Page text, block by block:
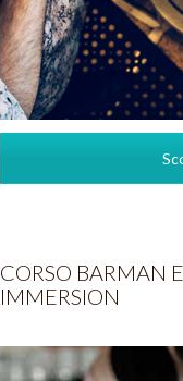
CORSO BARMAN
IMMERSION